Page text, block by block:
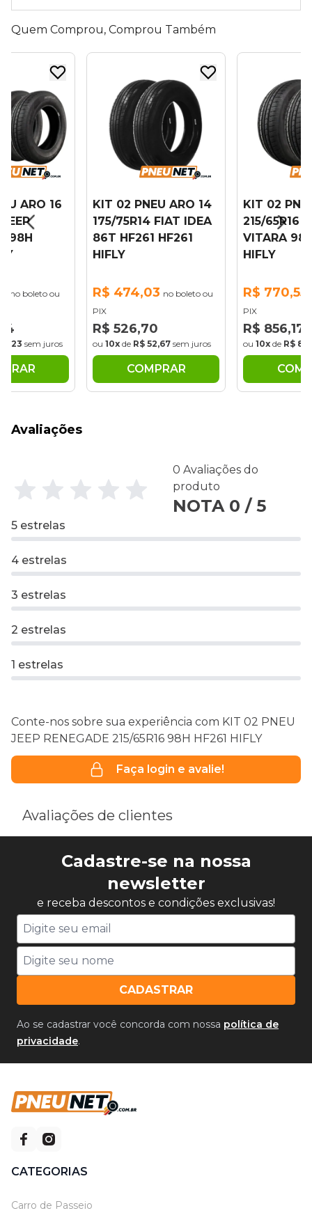
Quem Comprou, Comprou Também
ARO 16
98H
no boleto ou
sem juros
KIT 02 PNEU ARO 14
175/75R14 FIAT IDEA
86T HF261 HF261
HIFLY
R$ 474,03 no boleto ou
PIX
R$ 526,70
ou 10x de R$ 52,67 sem juros
COMPRAR
KIT 02
215/65R16
VITARA
HIFLY
R$ 770,55
PIX
R$ 856,17
ou 10x de R$
Avaliações
0 Avaliações do
produto
NOTA 0 / 5
5 estrelas
4 estrelas
3 estrelas
2 estrelas
1 estrelas
Conte-nos sobre sua experiência com KIT 02 PNEU
JEEP RENEGADE 215/65R16 98H HF261 HIFLY
Faça login e avalie!
Avaliações de clientes
Cadastre-se na nossa
newsletter
e receba descontos e condições exclusivas!
CADASTRAR
Ao se cadastrar você concorda com nossa política de
privacidade.
CATEGORIAS
Carro de Passeio